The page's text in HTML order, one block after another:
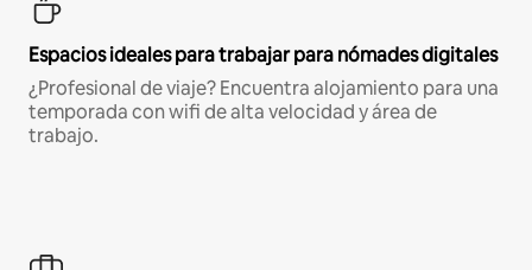
Espacios ideales para trabajar para nómades digitales
¿Profesional de viaje? Encuentra alojamiento para una
temporada con wifi de alta velocidad y área de
trabajo.